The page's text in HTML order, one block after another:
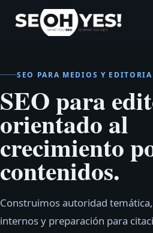
SEOH
SEO PARA MEDIOS Y
SEO para
orientado al
crecimiento
contenidos.
Construimos autoridad
internos y preparación para